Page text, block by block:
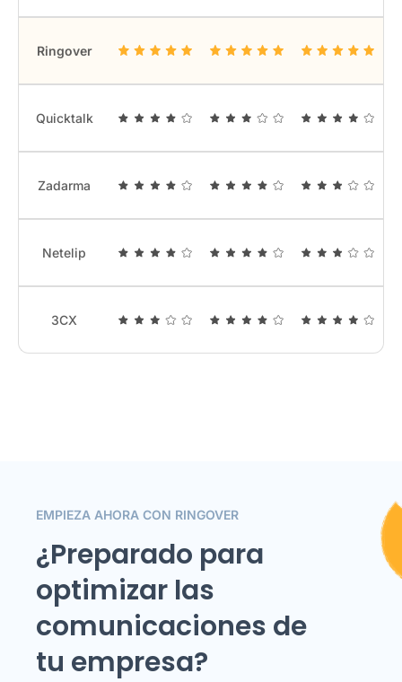
Ringover
Quicktalk
Zadarma
Netelip
3CX
EMPIEZA AHORA CON RINGOVER
¿Preparado para
optimizar las
comunicaciones de
tu empresa?